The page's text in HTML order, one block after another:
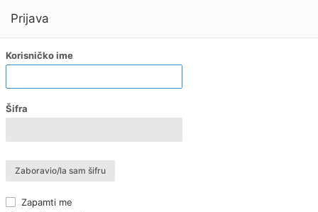
Prijava
Korisničko ime
Šifra
Zaboravio/la sam šifru
Zapamti me